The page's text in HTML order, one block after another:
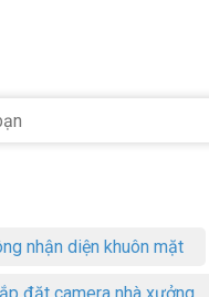
nhận diện khuôn mặt